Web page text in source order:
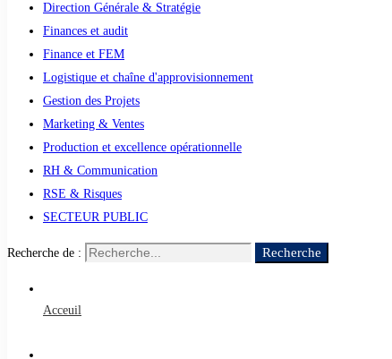
Direction Générale & Stratégie
Finances et audit
Finance et FEM
Logistique et chaîne d'approvisionnement
Gestion des Projets
Marketing & Ventes
Production et excellence opérationnelle
RH & Communication
RSE & Risques
SECTEUR PUBLIC
Recherche de : Recherche
Acceuil